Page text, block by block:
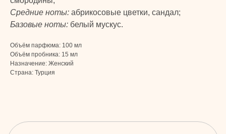
Средние ноты: абрикосовые цветки, сандал;
Базовые ноты: белый мускус.
Объём парфюма: 100 мл
Объём пробника: 15 мл
Назначение: Женский
Страна: Турция
info@turkprime.ru
«Золото», офис 4А12, м. Электрозаводская
+7 926 620 21 21